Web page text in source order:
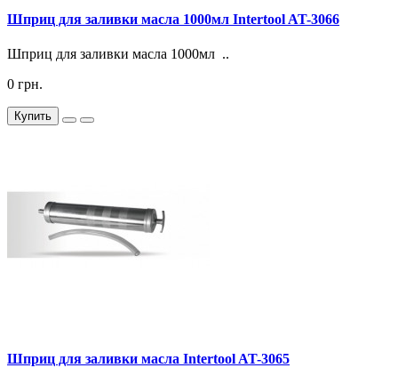
Шприц для заливки масла 1000мл Intertool AT-3066
Шприц для заливки масла 1000мл ..
0 грн.
Купить
Шприц для заливки масла Intertool AT-3065